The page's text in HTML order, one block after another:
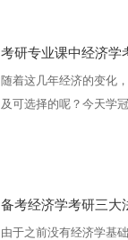
考研专业课中经济学
随着这几年经济的变化
及可选择的呢？今天学
备考经济学考研三大
由于之前没有经济学基